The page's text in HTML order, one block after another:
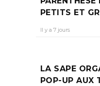
PETITS ET
Il y a 7 jours
LA SAPE
POP-UP AUX